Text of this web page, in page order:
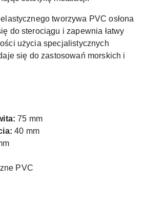
tworzywa PVC osłona
do sterociągu i zapewnia łatwy
użycia specjalistycznych
się do zastosowań morskich i
75 mm
40 mm
PVC